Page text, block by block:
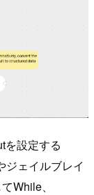
を設定する
ジェイルブレイ
While、